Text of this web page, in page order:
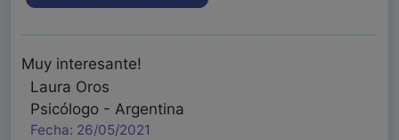
Muy interesante!
Laura Oros
Psicólogo - Argentina
Fecha: 26/05/2021